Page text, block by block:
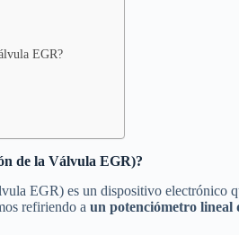
EGR?
de la Válvula EGR)?
EGR) es un dispositivo electrónico
refiriendo a un potenciómetro lineal